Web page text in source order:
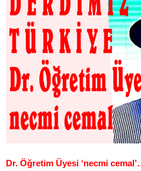
Dr. Öğretim Üyesi ‘necmi